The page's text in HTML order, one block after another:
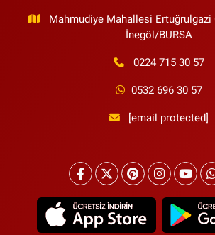
Mahmudiye Mahallesi Ertuğrulgazi
İnegöl/BURSA
0224 715 30 57
0532 696 30 57
[email protected]